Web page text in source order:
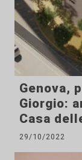
Genova,
Giorgio:
Casa
29/10/2022